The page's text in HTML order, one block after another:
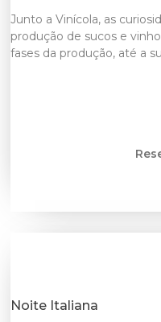
Junto a Vinícola, as
produção de sucos e
fases da produção, até a
Noite Italiana